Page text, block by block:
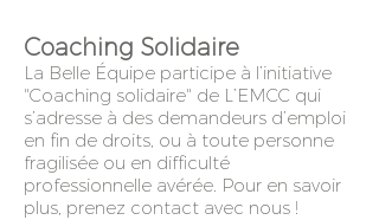
Coaching Solidaire
La Belle Équipe participe à l’initiative
"Coaching solidaire" de L’EMCC qui
s’adresse à des demandeurs d’emploi
en fin de droits, ou à toute personne
fragilisée ou en difficulté
professionnelle avérée. Pour en savoir
plus, prenez contact avec nous !